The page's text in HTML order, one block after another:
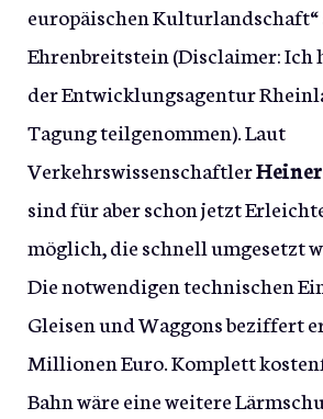
europäischen Kulturlandschaft“
Ehrenbreitstein (Disclaimer: Ich
der Entwicklungsagentur
Tagung teilgenommen). Laut
Verkehrswissenschaftler
sind für aber schon jetzt
möglich, die schnell umgesetzt
Die notwendigen technischen
Gleisen und Waggons beziffert
Millionen Euro. Komplett
Bahn wäre eine weitere